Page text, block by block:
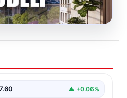
Emlak Konut
kendi
▲ +0.06%